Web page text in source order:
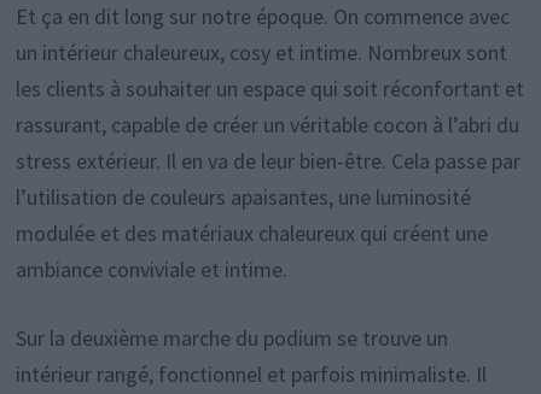
Et ça en dit long sur notre époque. On commence avec
un intérieur chaleureux, cosy et intime. Nombreux sont
les clients à souhaiter un espace qui soit réconfortant et
rassurant, capable de créer un véritable cocon à l’abri du
stress extérieur. Il en va de leur bien-être. Cela passe par
l’utilisation de couleurs apaisantes, une luminosité
modulée et des matériaux chaleureux qui créent une
ambiance conviviale et intime.
Sur la deuxième marche du podium se trouve un
intérieur rangé, fonctionnel et parfois minimaliste. Il